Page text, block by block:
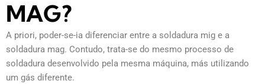
MAG?
A priori, poder-se-ia diferenciar entre a soldadura mig e a
soldadura mag. Contudo, trata-se do mesmo processo de
soldadura desenvolvido pela mesma máquina, más utilizando
um gás diferente.